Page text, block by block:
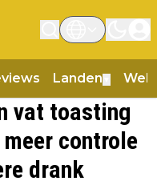
Landen
vat toasting
controle
drank